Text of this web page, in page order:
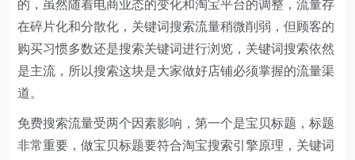
的，虽然随着电商业态的变化和淘宝平台的调整，流量存
在碎片化和分散化，关键词搜索流量稍微削弱，但顾客的
购买习惯多数还是搜索关键词进行浏览，关键词搜索依然
是主流，所以搜索这块是大家做好店铺必须掌握的流量渠
道。
免费搜索流量受两个因素影响，第一个是宝贝标题，标题
非常重要，做宝贝标题要符合淘宝搜索引擎原理，关键词